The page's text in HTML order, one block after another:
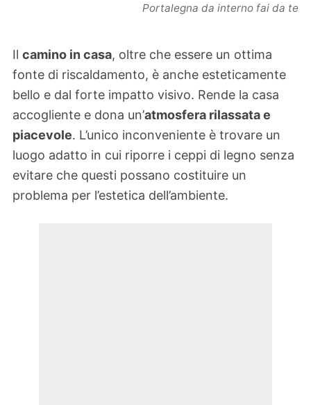
Portalegna da interno fai da te
Il camino in casa, oltre che essere un ottima
fonte di riscaldamento, è anche esteticamente
bello e dal forte impatto visivo. Rende la casa
accogliente e dona un’atmosfera rilassata e
piacevole. L’unico inconveniente è trovare un
luogo adatto in cui riporre i ceppi di legno senza
evitare che questi possano costituire un
problema per l’estetica dell’ambiente.